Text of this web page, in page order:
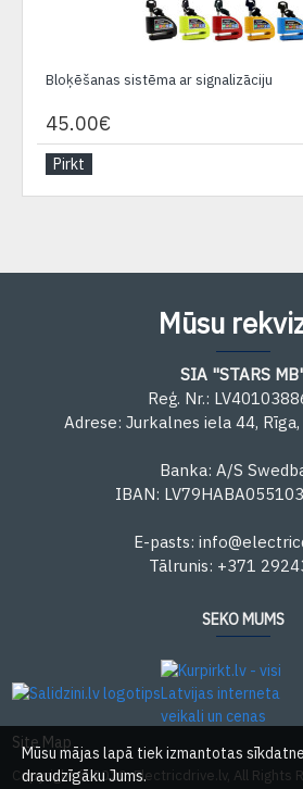
Bloķēšanas sistēma ar signalizāciju
45.00€
Pirkt
Mūsu
SIA "STARS
Reģ. Nr.:
Adrese: Jurkalnes iela 44,
Banka: A/S
IBAN:
E-pasts:
Tālrunis: +371
SEKO MUMS
Site Map
Copyright © 2020, Electricdrive.lv, All Rights
Mūsu mājas lapā tiek izmantotas
draudzīgāku Jums.